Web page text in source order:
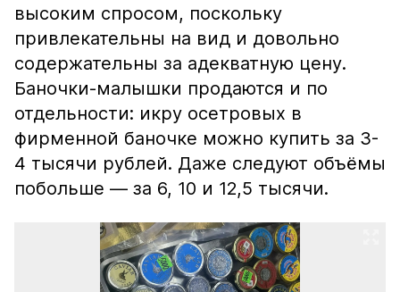
высоким спросом, поскольку
привлекательны на вид и довольно
содержательны за адекватную цену.
Баночки-малышки продаются и по
отдельности: икру осетровых в
фирменной баночке можно купить за 3-
4 тысячи рублей. Даже следуют объёмы
побольше — за 6, 10 и 12,5 тысячи.